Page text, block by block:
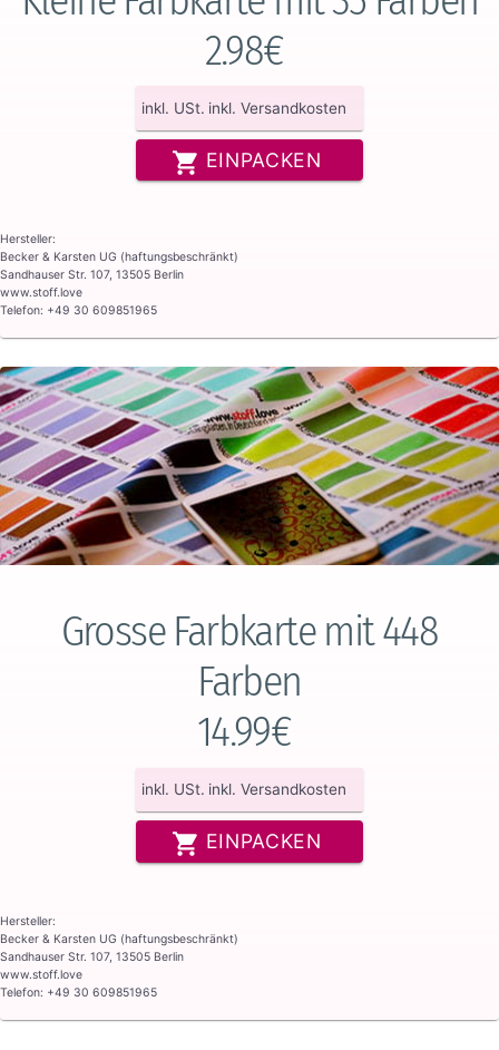
2.98€
inkl. USt. inkl. Versandkosten
EINPACKEN
Hersteller:
Becker & Karsten UG (haftungsbeschränkt)
Sandhauser Str. 107, 13505 Berlin
www.stoff.love
Telefon: +49 30 609851965
Grosse Farbkarte mit 448
Farben
14.99€
inkl. USt. inkl. Versandkosten
EINPACKEN
Hersteller:
Becker & Karsten UG (haftungsbeschränkt)
Sandhauser Str. 107, 13505 Berlin
www.stoff.love
Telefon: +49 30 609851965